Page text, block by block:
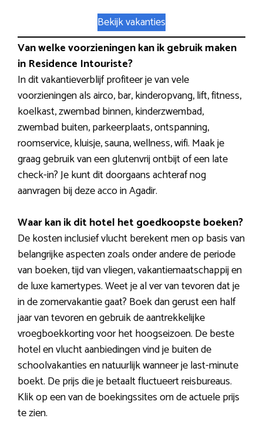
Bekijk vakanties
Van welke voorzieningen kan ik gebruik maken
in Residence Intouriste?
In dit vakantieverblijf profiteer je van vele
voorzieningen als airco, bar, kinderopvang, lift, fitness,
koelkast, zwembad binnen, kinderzwembad,
zwembad buiten, parkeerplaats, ontspanning,
roomservice, kluisje, sauna, wellness, wifi. Maak je
graag gebruik van een glutenvrij ontbijt of een late
check-in? Je kunt dit doorgaans achteraf nog
aanvragen bij deze acco in Agadir.
Waar kan ik dit hotel het goedkoopste boeken?
De kosten inclusief vlucht berekent men op basis van
belangrijke aspecten zoals onder andere de periode
van boeken, tijd van vliegen, vakantiemaatschappij en
de luxe kamertypes. Weet je al ver van tevoren dat je
in de zomervakantie gaat? Boek dan gerust een half
jaar van tevoren en gebruik de aantrekkelijke
vroegboekkorting voor het hoogseizoen. De beste
hotel en vlucht aanbiedingen vind je buiten de
schoolvakanties en natuurlijk wanneer je last-minute
boekt. De prijs die je betaalt fluctueert reisbureaus.
Klik op een van de boekingssites om de actuele prijs
te zien.